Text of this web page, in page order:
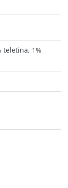
teletina, 1%